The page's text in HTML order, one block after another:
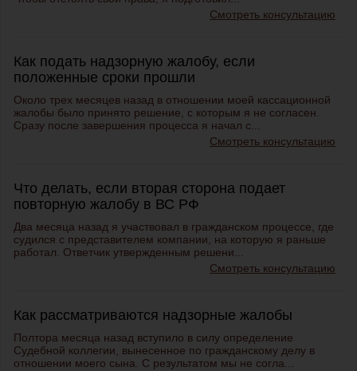
Смотреть консультацию
Как подать надзорную жалобу, если
положенные сроки прошли
Около трех месяцев назад в отношении моей кассационной
жалобы было принято решение, с которым я не согласен.
Сразу после завершения процесса я начал с...
Смотреть консультацию
Что делать, если вторая сторона подает
повторную жалобу в ВС РФ
Два месяца назад я участвовал в гражданском процессе, где
судился с представителем компании, на которую я раньше
работал. Ответчик утвержденным решени...
Смотреть консультацию
Как рассматриваются надзорные жалобы
Полтора месяца назад вступило в силу определение
Судебной коллегии, вынесенное по гражданскому делу в
отношении моего сына. С результатом мы не согла...